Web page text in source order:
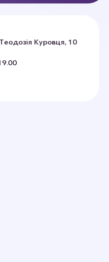
Куровця, 10